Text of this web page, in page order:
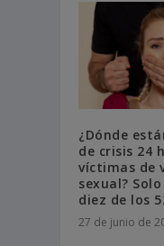
¿Dónde
de crisis 24
víctimas de
sexual?
diez de los
27 de junio de